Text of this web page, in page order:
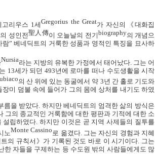
리우스 1세Gregorius the Great가 자신의《대화집
성인전聖人傳이 오늘날의 전기biography의 개념으
람” 베네딕트의 거룩한 성품과 영적인 특징을 묘사하
Nursia라는 지방의 유복한 가정에서 태어났다. 그는 어
13세가 되던 493년에 로마를 떠나 수도생활을 시작
의 산 위에 있는 동굴에서 약 3년 간 홀로 기도와
미 덤불 속에 들어가 그의 몸에 상처를 내기도 하였
름을 받았다. 하지만 베네딕트의 엄격한 삶의 방식은
그의 종교적인 거룩함에 대한 평판과 기적에 대한 소
설립하였다.하지만 이것은 곧 지역 사제들의 질투를
노Monte Cassino 로 옮겼다. 그는 자신의 경험과 지혜
트의 규칙서》가 기록된 것도 바로 이 시기이다
그는
한 자들을 구제하는 등 수도원 밖의 사람들에게도 많